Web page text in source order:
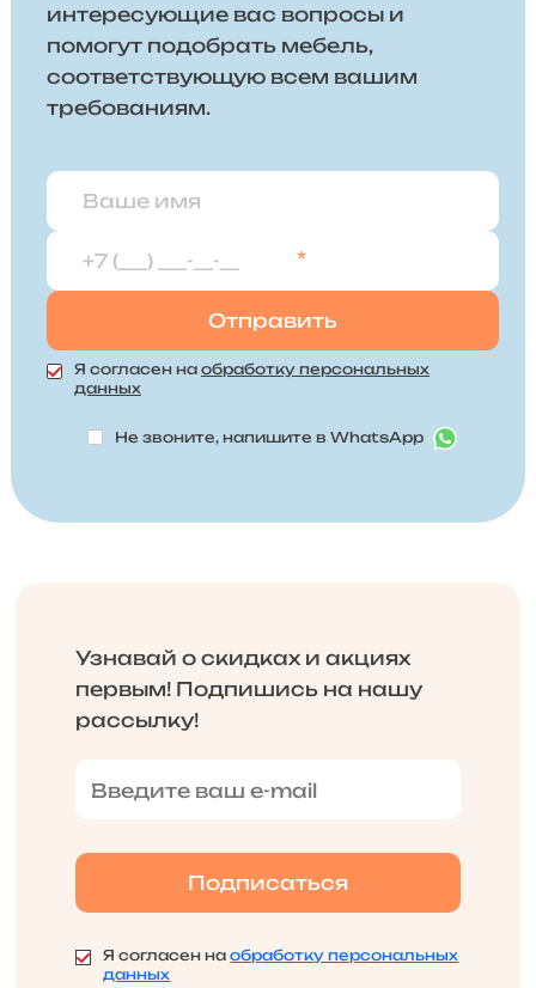
интересующие вас вопросы и
помогут подобрать мебель,
соответствующую всем вашим
требованиям.
*
Я согласен на обработку персональных
данных
Не звоните, напишите в WhatsApp
Узнавай о скидках и акциях
первым! Подпишись на нашу
рассылку!
Я согласен наобработку персональных
данных